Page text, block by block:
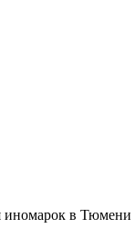
иномарок в Тюмени